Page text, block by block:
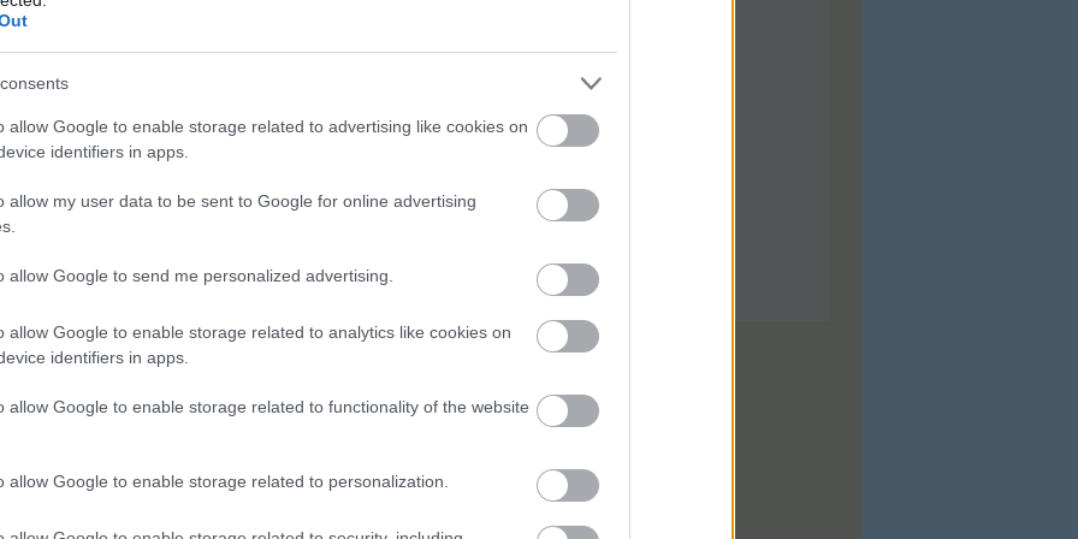
allow Google to enable storage related to advertising like cookies on
identifiers in apps.
allow my user data to be sent to Google for online advertising
allow Google to send me personalized advertising.
allow Google to enable storage related to analytics like cookies on
identifiers in apps.
allow Google to enable storage related to functionality of the website
allow Google to enable storage related to personalization.
előtti időkből, az épületeket vagy lerombolták, vagy
ami megmaradt, az is zömmel templom vagy
akarsz lemaradni a friss posztokról, katt ide:
ingatlanos
köztéri Ki nevet a végén tábláját.
2014 március (92)
(88
2014 január (97
2013 december
2013 október
31
...
Feedek
RSS 2.0
bejegyzések,kommentek
bejegyzések,kommentek